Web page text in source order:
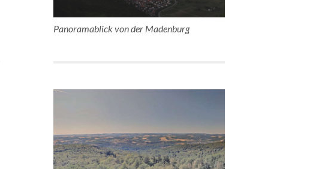
Panoramablick von der Madenburg